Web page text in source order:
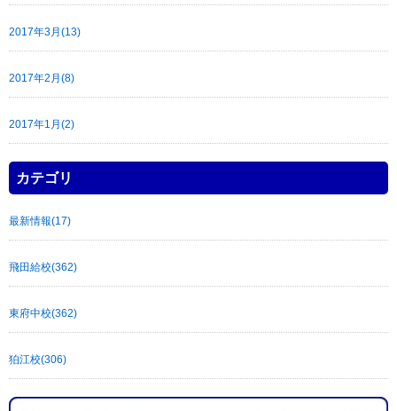
2017年3月(13)
2017年2月(8)
2017年1月(2)
カテゴリ
最新情報(17)
飛田給校(362)
東府中校(362)
狛江校(306)